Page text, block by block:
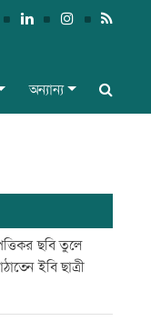
অন্যান্য
ছবি তুলে
ইবি ছাত্রী